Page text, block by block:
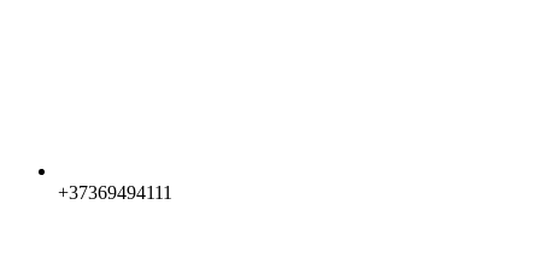
+37369494111